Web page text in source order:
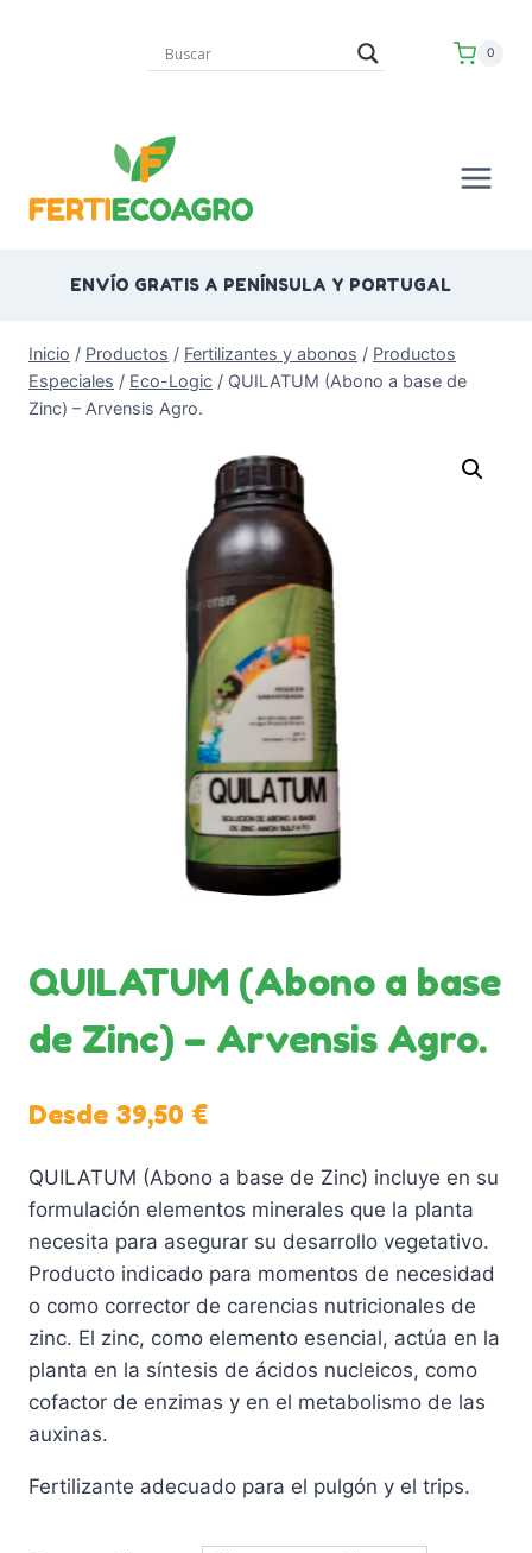
0
ENVÍO GRATIS A PENÍNSULA Y PORTUGAL
Inicio / Productos / Fertilizantes y abonos / Productos
Especiales / Eco-Logic / QUILATUM (Abono a base de
Zinc) – Arvensis Agro.
QUILATUM (Abono a base
de Zinc) – Arvensis Agro.
Desde 39,50 €
QUILATUM (Abono a base de Zinc) incluye en su
formulación elementos minerales que la planta
necesita para asegurar su desarrollo vegetativo.
Producto indicado para momentos de necesidad
o como corrector de carencias nutricionales de
zinc. El zinc, como elemento esencial, actúa en la
planta en la síntesis de ácidos nucleicos, como
cofactor de enzimas y en el metabolismo de las
auxinas.
Fertilizante adecuado para el pulgón y el trips.